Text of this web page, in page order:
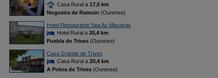
Casa Rural a 17,5 km
Nogueira de Ramuin (Ourense)
Hotel Restaurante Spa As Maceiras
Hotel Rural a 20,4 km
Puebla de Trives(Ourense)
Casa Grande de Trives
Casa Rural a 20,4 km
A Pobra de Trives(Ourense)